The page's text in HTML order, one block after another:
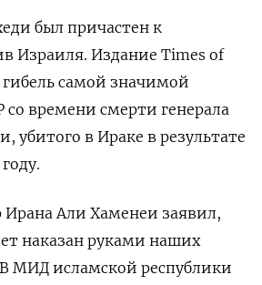
был причастен к
Израиля. Издание Times of
гибель самой значимой
со времени смерти генерала
убитого в Ираке в результате
Али Хаменеи заявил,
наказан руками наших
МИД исламской республики